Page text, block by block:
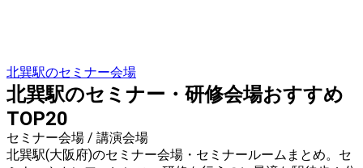
北巽駅のセミナー会場
北巽駅のセミナー・研修会場おすすめ
TOP20
セミナー会場 / 講演会場
北巽駅(大阪府)のセミナー会場・セミナールームまとめ。セ